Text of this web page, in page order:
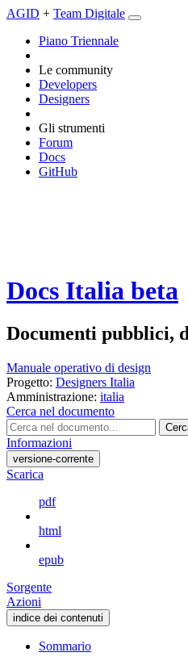
AGID + Team Digitale
Piano Triennale
Le community
Developers
Designers
Gli strumenti
Forum
Docs
GitHub
Docs Italia beta
Documenti pubblici,
Manuale operativo di design
Progetto: Designers Italia
Amministrazione: italia
Cerca nel documento
Informazioni
versione-corrente
Scarica
pdf
html
epub
Sorgente
Azioni
indice dei contenuti
Sommario